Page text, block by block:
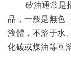
矽油通常是
品，一般是無色
液體，不溶于水
化碳或煤油等互